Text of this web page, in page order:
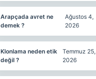
Arapçada avret ne
demek ?
Ağustos 4,
2026
Klonlama neden etik
değil ?
Temmuz 25,
2026